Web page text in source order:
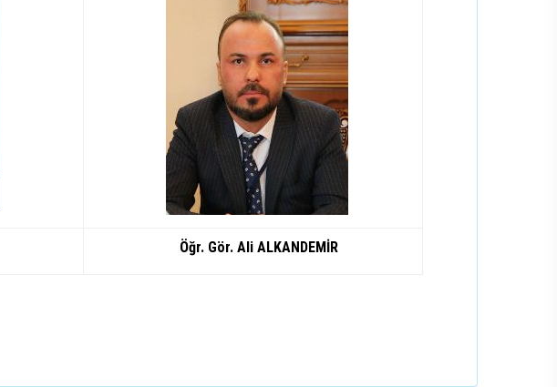
Öğr. Gör. Ali ALKANDEMİR